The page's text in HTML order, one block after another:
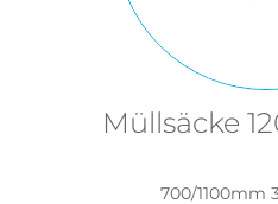
Müllsäcke
700/1100mm